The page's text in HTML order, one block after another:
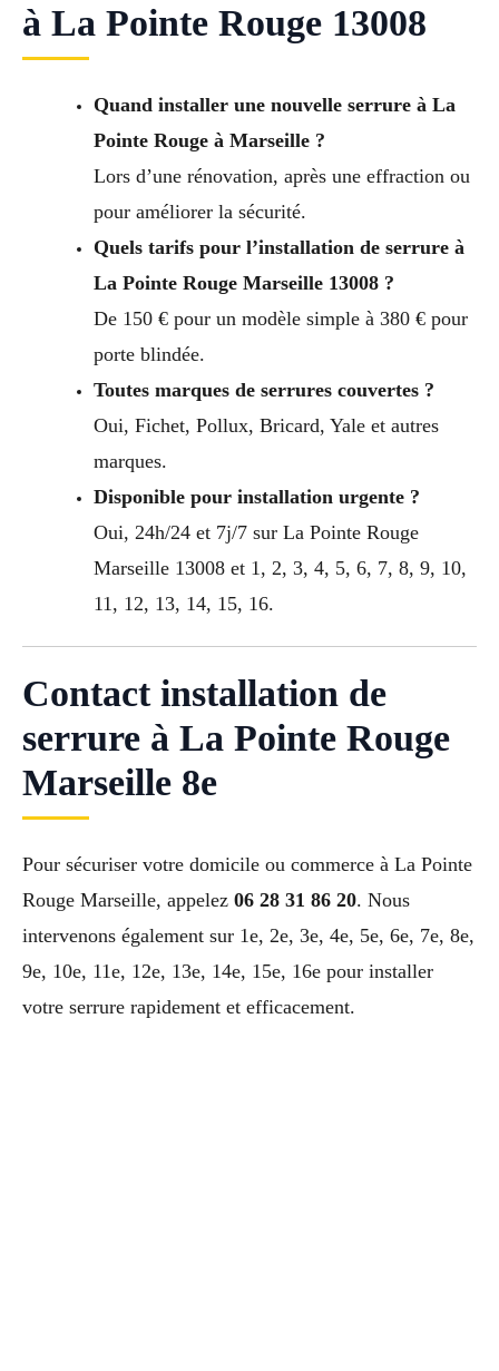
à La Pointe Rouge 13008
Quand installer une nouvelle serrure à La
Pointe Rouge à Marseille ?
Lors d’une rénovation, après une effraction ou
pour améliorer la sécurité.
Quels tarifs pour l’installation de serrure à
La Pointe Rouge Marseille 13008 ?
De 150 € pour un modèle simple à 380 € pour
porte blindée.
Toutes marques de serrures couvertes ?
Oui, Fichet, Pollux, Bricard, Yale et autres
marques.
Disponible pour installation urgente ?
Oui, 24h/24 et 7j/7 sur La Pointe Rouge
Marseille 13008 et 1, 2, 3, 4, 5, 6, 7, 8, 9, 10,
11, 12, 13, 14, 15, 16.
Contact installation de
serrure à La Pointe Rouge
Marseille 8e
Pour sécuriser votre domicile ou commerce à La Pointe
Rouge Marseille, appelez 06 28 31 86 20. Nous
intervenons également sur 1e, 2e, 3e, 4e, 5e, 6e, 7e, 8e,
9e, 10e, 11e, 12e, 13e, 14e, 15e, 16e pour installer
votre serrure rapidement et efficacement.